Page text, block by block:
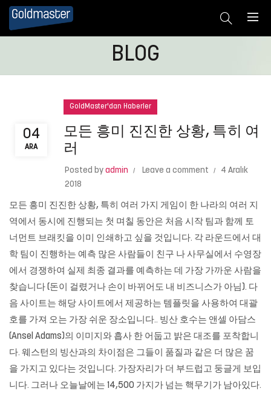
BLOG
04
ARA
GoldMaster'dan Haberler
모든 흥미 진진한 상황, 특히 여
러
Posted by admin Leave a comment
4 Aralık
2018
모든 흥미 진진한 상황, 특히 여러 가지 게임이 한 나라의 여러 지
역에서 동시에 진행되는 첫 며칠 동안은 처음 시작 팀과 함께 토
너먼트 브래킷을 이미 인쇄하고 싶을 것입니다. 각 라운드에서 대
학 팀이 진행하는 예측 많은 사람들이 친구 나 사무실에서 수영장
에서 경쟁하여 실제 최종 결과를 예측하는 데 가장 가까운 사람을
찾습니다 (돈이 걸렸거나 손이 바뀌어도 내 비즈니스가 아님). 다
음 사이트는 해당 사이트에서 제공하는 템플릿을 사용하여 대괄
호를 가져 오는 가장 쉬운 장소입니다.. 빙산 호수는 앤셀 아담스
(Ansel Adams)의 이미지와 흡사 한 어둡고 밝은 대조를 포착합니
다. 웨스턴의 빙산과의 차이점은 그들이 품질과 같은 더 많은 꿈
을 가지고 있다는 것입니다. 가장자리가 더 부드럽고 둥글게 보입
니다. 그러나 오늘날에는 14,500 가지가 넘는 핵무기가 남아있다.